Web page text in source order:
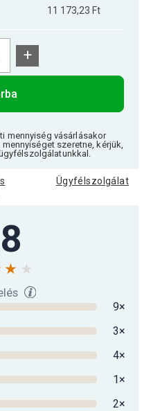
11 173,23 Ft
+
mennyiség vásárlásakor
szeretne, kérjük,
Ügyfélszolgálat
9×
3×
4×
1×
2×